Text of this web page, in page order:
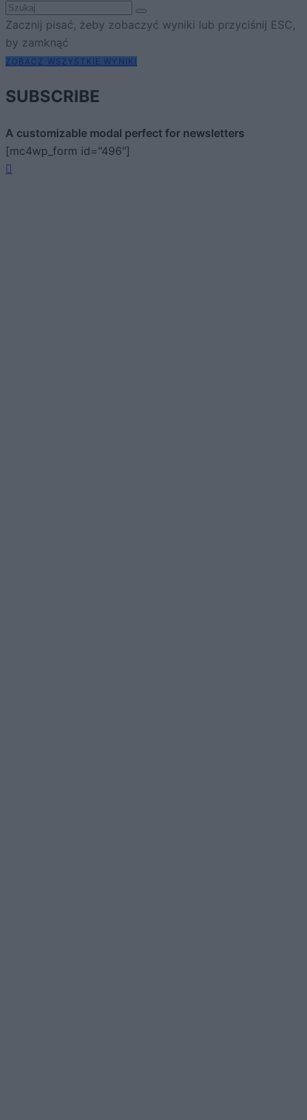
Zacznij pisać, żeby zobaczyć wyniki lub przyciśnij ESC,
by zamknąć
ZOBACZ WSZYSTKIE WYNIKI
SUBSCRIBE
A customizable modal perfect for newsletters
[mc4wp_form id="496"]